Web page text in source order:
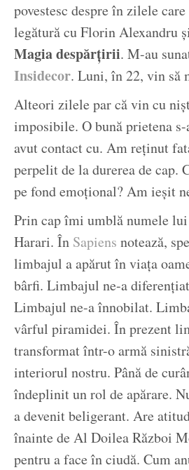
povestesc despre în zilele
legătură cu Florin Alexandru
Magia despărțirii. M-au
Insidecor. Luni, în 22, vin să
Alteori zilele par că vin cu
imposibile. O bună prietena
avut contact cu. Am reținut
perpelit de la durerea de cap.
pe fond emoțional? Am ieșit
Prin cap îmi umblă numele
Harari. În Sapiens notează,
limbajul a apărut în viața
bârfi. Limbajul ne-a
Limbajul ne-a înnobilat.
vârful piramidei. În prezent
transformat într-o armă
interiorul nostru. Până de
îndeplinit un rol de apărare.
a devenit beligerant. Are
înainte de Al Doilea Război
pentru a face în ciudă. Cum